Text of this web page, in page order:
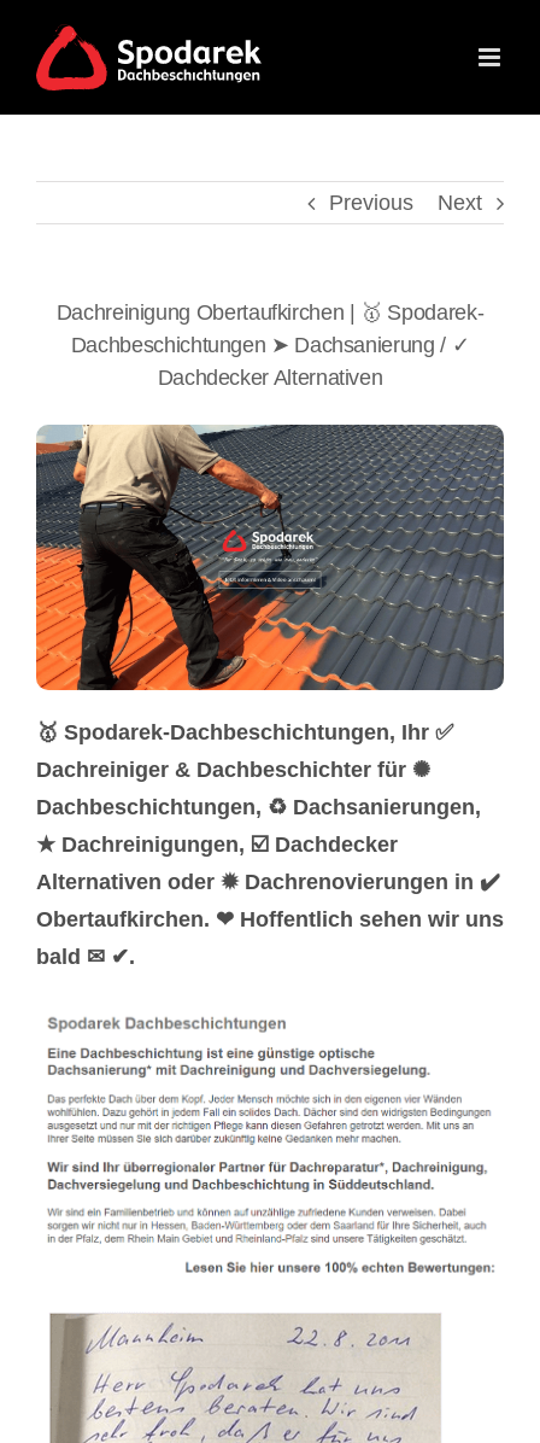
content
Previous Next
Dachreinigung Obertaufkirchen | 🥇 Spodarek-
Dachbeschichtungen ➤ Dachsanierung / ✓
Dachdecker Alternativen
🥇 Spodarek-Dachbeschichtungen, Ihr ✅
Dachreiniger & Dachbeschichter für ✺
Dachbeschichtungen, ♻ Dachsanierungen,
★ Dachreinigungen, ☑️ Dachdecker
Alternativen oder ✹ Dachrenovierungen in ✔️
Obertaufkirchen. ❤ Hoffentlich sehen wir uns
bald ✉ ✔.